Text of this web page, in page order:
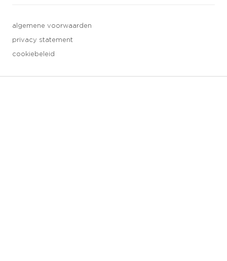
algemene voorwaarden
privacy statement
cookiebeleid